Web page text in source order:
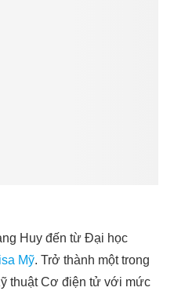
Huy đến từ Đại học
Mỹ. Trở thành một trong
thuật Cơ điện tử với mức